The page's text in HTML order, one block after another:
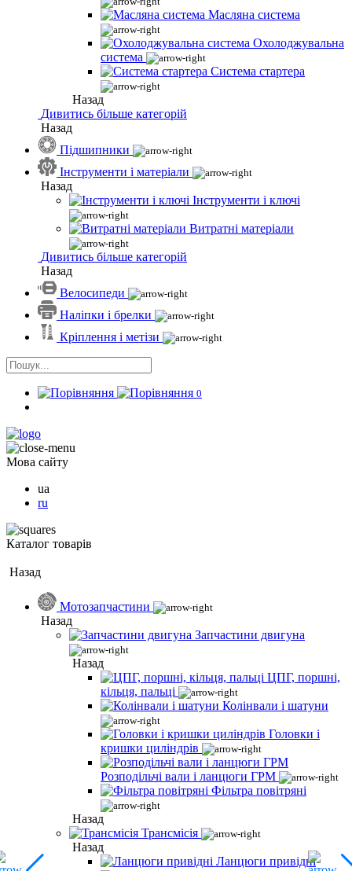
Масляна система
Охолоджувальна
система
Система стартера
Назад
Дивитись більше категорій
Назад
Підшипники
Інструменти і матеріали
Назад
Інструменти і ключі
Витратні матеріали
Дивитись більше категорій
Назад
Велосипеди
Наліпки і брелки
Кріплення і метізи
0
Мова сайту
ua
ru
Каталог товарів
Назад
Мотозапчастини
Назад
Запчастини двигуна
Назад
ЦПГ, поршні,
кільця, пальці
Колінвали і шатуни
Головки і
кришки циліндрів
Розподільчі вали і ланцюги ГРМ
Фільтра повітряні
Назад
Трансмісія
Назад
Ланцюги привідні